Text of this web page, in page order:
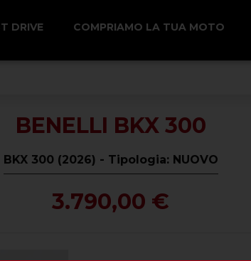
DRIVE COMPRIAMO LA TUA MOTO
BENELLI BKX 300
BKX 300 (2026) - Tipologia: NUOVO
3.790,00 €